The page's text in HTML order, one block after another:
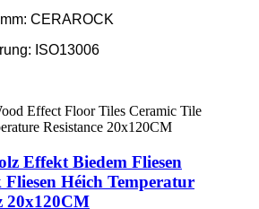
CERAROCK
ISO13006
Effekt Biedem Fliesen
Héich Temperatur
20x120CM